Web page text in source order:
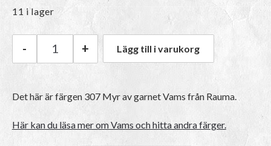
ursprungliga
priset
50kr.
nuvarande
priset
40kr.
11 i lager
Rauma Vams | 307 Myr mängd
- + Lägg till i varukorg
Det här är färgen 307 Myr av garnetVams från Rauma.
Här kan du läsa mer om Vams och hitta andra färger.